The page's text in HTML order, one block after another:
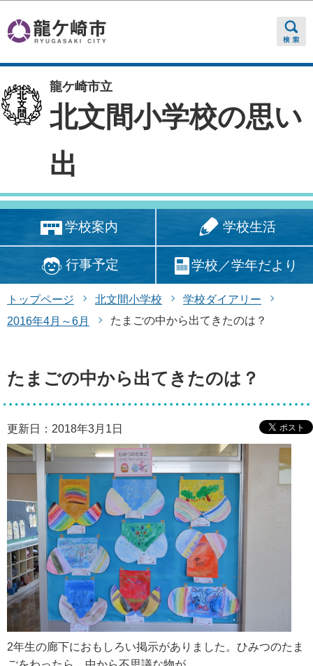
龍ケ崎市立
北文間小学校の思い
出
学校案内 学校生活
行事予定 学校／学年だより
トップページ 北文間小学校
学校ダイアリー
2016年4月～6月
たまごの中から出てきたのは？
たまごの中から出てきたのは？
更新日：2018年3月1日
2年生の廊下におもしろい掲示がありました。ひみつのたま